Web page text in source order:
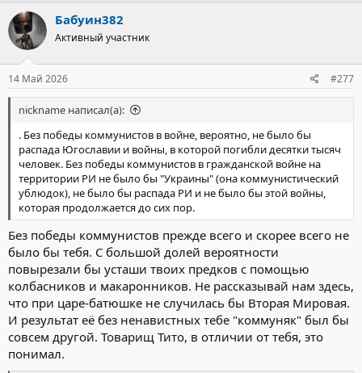
Бабуин382
Активный участник
14 Май 2026 #277
nickname написал(а):
. Без победы коммунистов в войне, вероятно, не было бы
распада Югославии и войны, в которой погибли десятки тысяч
человек. Без победы коммунистов в гражданской войне на
территории РИ не было бы "Украины" (она коммунистический
ублюдок), не было бы распада РИ и не было бы этой войны,
которая продолжается до сих пор.
Без победы коммунистов прежде всего и скорее всего не
было бы тебя. С большой долей вероятности
повырезали бы усташи твоих предков с помощью
колбасников и макаронников. Не рассказывай нам здесь,
что при царе-батюшке не случилась бы Вторая Мировая.
И результат её без ненавистных тебе "коммуняк" был бы
совсем другой. Товарищ Тито, в отличии от тебя, это
понимал.